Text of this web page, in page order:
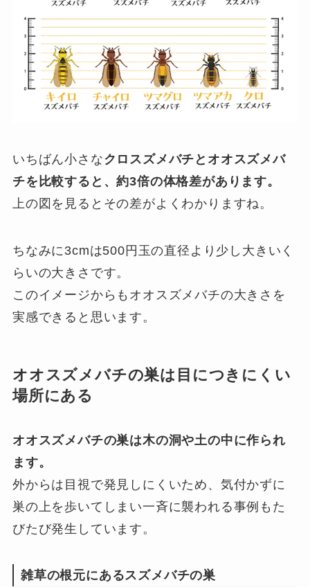
いちばん小さなクロスズメバチとオオスズメバ
チを比較すると、約3倍の体格差があります。
上の図を見るとその差がよくわかりますね。
ちなみに3cmは500円玉の直径より少し大きいく
らいの大きさです。
このイメージからもオオスズメバチの大きさを
実感できると思います。
オオスズメバチの巣は目につきにくい
場所にある
オオスズメバチの巣は木の洞や土の中に作られ
ます。
外からは目視で発見しにくいため、気付かずに
巣の上を歩いてしまい一斉に襲われる事例もた
びたび発生しています。
雑草の根元にあるスズメバチの巣